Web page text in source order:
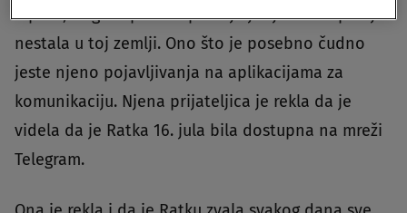
srpske, traga i španska policija jer je ova Srpkinja
nestala u toj zemlji. Ono što je posebno čudno
jeste njeno pojavljivanja na aplikacijama za
komunikaciju. Njena prijateljica je rekla da je
videla da je Ratka 16. jula bila dostupna na mreži
Telegram.